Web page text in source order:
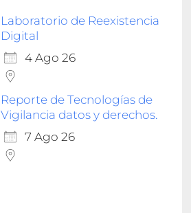
Laboratorio de Reexistencia
Digital
4 Ago 26
Reporte de Tecnologías de
Vigilancia datos y derechos.
7 Ago 26